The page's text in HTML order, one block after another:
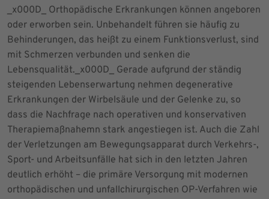
_x000D_ Orthopädische Erkrankungen können angeboren
oder erworben sein. Unbehandelt führen sie häufig zu
Behinderungen, das heißt zu einem Funktionsverlust, sind
mit Schmerzen verbunden und senken die
Lebensqualität._x000D_ Gerade aufgrund der ständig
steigenden Lebenserwartung nehmen degenerative
Erkrankungen der Wirbelsäule und der Gelenke zu, so
dass die Nachfrage nach operativen und konservativen
Therapiemaßnahemn stark angestiegen ist. Auch die Zahl
der Verletzungen am Bewegungsapparat durch Verkehrs-,
Sport- und Arbeitsunfälle hat sich in den letzten Jahren
deutlich erhöht – die primäre Versorgung mit modernen
orthopädischen und unfallchirurgischen OP-Verfahren wie